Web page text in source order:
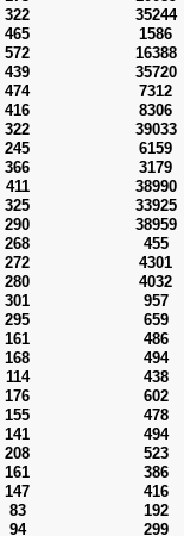
322
35244
465
1586
572
16388
439
35720
474
7312
416
8306
322
39033
245
6159
366
3179
411
38990
325
33925
290
38959
268
455
272
4301
280
4032
301
957
295
659
161
486
168
494
114
438
176
602
155
478
141
494
208
523
161
386
147
416
83
192
94
299